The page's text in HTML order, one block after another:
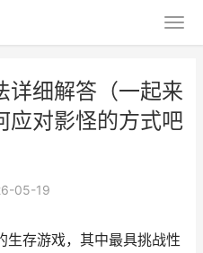
详细解答（一起来
应对影怪的方式吧
05-19
生存游戏，其中最具挑战性